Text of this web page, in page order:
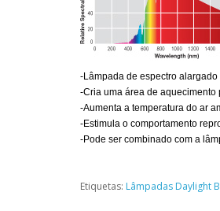
-Lâmpada de espectro
-Cria uma área de aquecimento
-Aumenta a temperatura do ar
-Estimula o comportamento
-Pode ser combinado com a
Etiquetas: Lâmpadas Daylight